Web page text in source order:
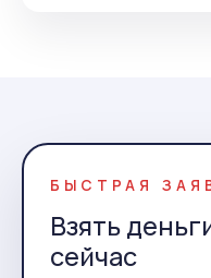
БЫСТРАЯ
Взять
сейчас